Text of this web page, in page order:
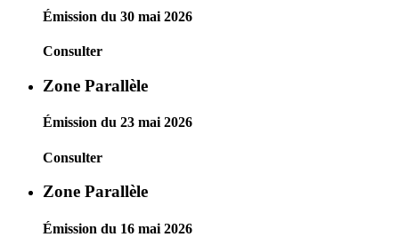
Émission du 30 mai 2026
Consulter
Zone Parallèle
Émission du 23 mai 2026
Consulter
Zone Parallèle
Émission du 16 mai 2026